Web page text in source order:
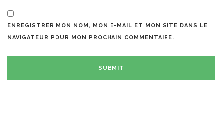
ENREGISTRER MON NOM, MON E-MAIL ET MON SITE DANS LE
NAVIGATEUR POUR MON PROCHAIN COMMENTAIRE.